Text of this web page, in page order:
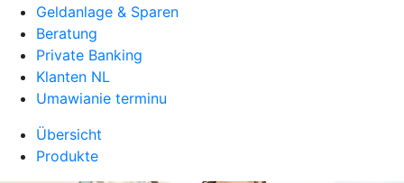
Geldanlage & Sparen
Beratung
Private Banking
Klanten NL
Umawianie terminu
Übersicht
Produkte